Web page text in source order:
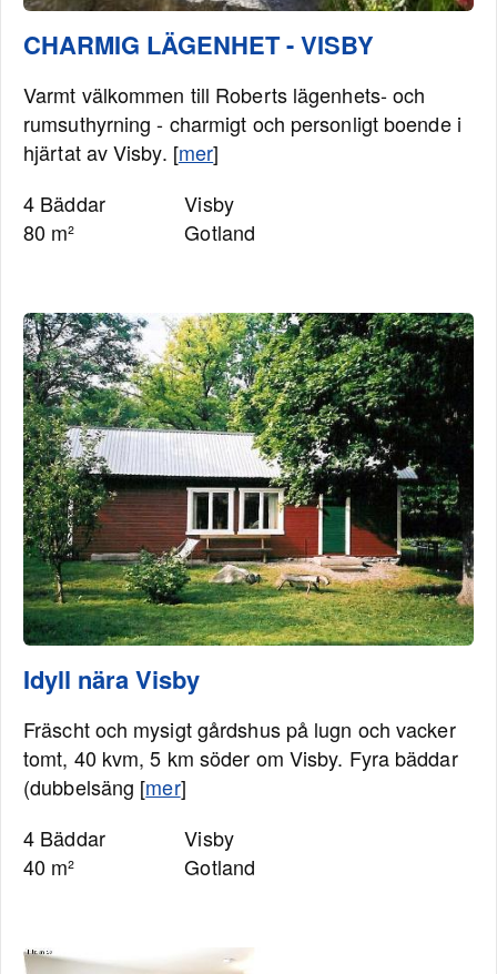
CHARMIG LÄGENHET - VISBY
Varmt välkommen till Roberts lägenhets- och
rumsuthyrning - charmigt och personligt boende i
hjärtat av Visby. [mer]
4 Bäddar
80 m²
Visby
Gotland
Idyll nära Visby
Fräscht och mysigt gårdshus på lugn och vacker
tomt, 40 kvm, 5 km söder om Visby. Fyra bäddar
(dubbelsäng [mer]
4 Bäddar
40 m²
Visby
Gotland